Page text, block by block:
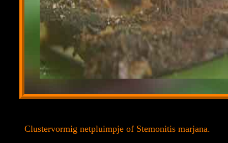
Clustervormig netpluimpje of Stemonitis marjana.